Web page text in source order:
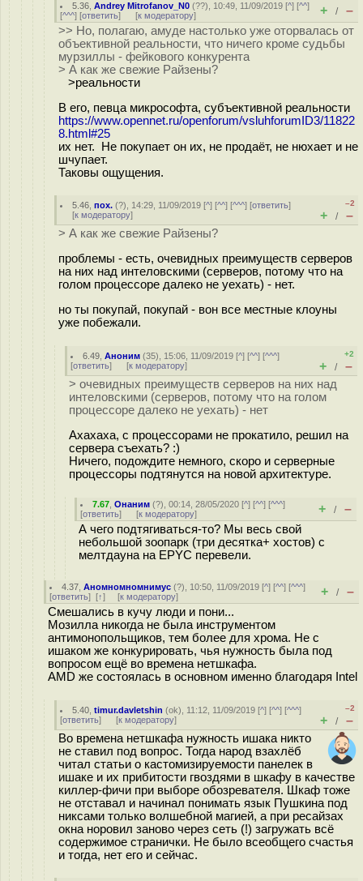
5.36 ,Andrey Mitrofanov_N0 (??), 10:49, 11/09/2019 [^] [^^]
[^^^] [ответить] [к модератору] + / –
>> Но, полагаю, амуде настолько уже оторвалась от
объективной реальности, что ничего кроме судьбы
мурзиллы - фейкового конкурента
> А как же свежие Райзены?
>реальности
В его, певца микрософта, субъективной реальности
https://www.opennet.ru/openforum/vsluhforumID3/11822
8.html#25
их нет. Не покупает он их, не продаёт, не нюхает и не
шчупает.
Таковы ощущения.
5.46 ,пох. (?), 14:29, 11/09/2019 [^] [^^] [^^^] [ответить]
[к модератору]
–2
+ / –
> А как же свежие Райзены?
проблемы - есть, очевидных преимуществ серверов
на них над интеловскими (серверов, потому что на
голом процессоре далеко не уехать) - нет.
но ты покупай, покупай - вон все местные клоуны
уже побежали.
6.49 ,Аноним (35), 15:06, 11/09/2019 [^] [^^] [^^^]
[ответить] [к модератору]
+2
+ / –
> очевидных преимуществ серверов на них над
интеловскими (серверов, потому что на голом
процессоре далеко не уехать) - нет
Ахахаха, с процессорами не прокатило, решил на
сервера съехать? :)
Ничего, подождите немного, скоро и серверные
процессоры подтянутся на новой архитектуре.
7.67 ,Онаним (?), 00:14, 28/05/2020 [^] [^^] [^^^]
[ответить] [к модератору] + / –
А чего подтягиваться-то? Мы весь свой
небольшой зоопарк (три десятка+ хостов) с
мелтдауна на EPYC перевели.
4.37 ,Аномномномнимус (?), 10:50, 11/09/2019 [^] [^^] [^^^]
[ответить] [↑] [к модератору] + / –
Смешались в кучу люди и пони...
Мозилла никогда не была инструментом
антимонопольщиков, тем более для хрома. Не с
ишаком же конкурировать, чья нужность была под
вопросом ещё во времена нетшкафа.
AMD же состоялась в основном именно благодаря Intel
5.40 ,timur.davletshin (ok), 11:12, 11/09/2019 [^] [^^] [^^^]
[ответить] [к модератору]
–2
+ / –
Во времена нетшкафа нужность ишака никто
не ставил под вопрос. Тогда народ взахлёб
читал статьи о кастомизируемости панелек в
ишаке и их прибитости гвоздями в шкафу в качестве
киллер-фичи при выборе обозревателя. Шкаф тоже
не отставал и начинал понимать язык Пушкина под
никсами только волшебной магией, а при ресайзах
окна норовил заново через сеть (!) загружать всё
содержимое странички. Не было всеобщего счастья
и тогда, нет его и сейчас.